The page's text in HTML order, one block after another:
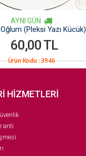
AYNI GÜN
(Pleksi Yazı Kücük)
60,00 TL
Ürün Kodu :3946
HİZMETLERİ